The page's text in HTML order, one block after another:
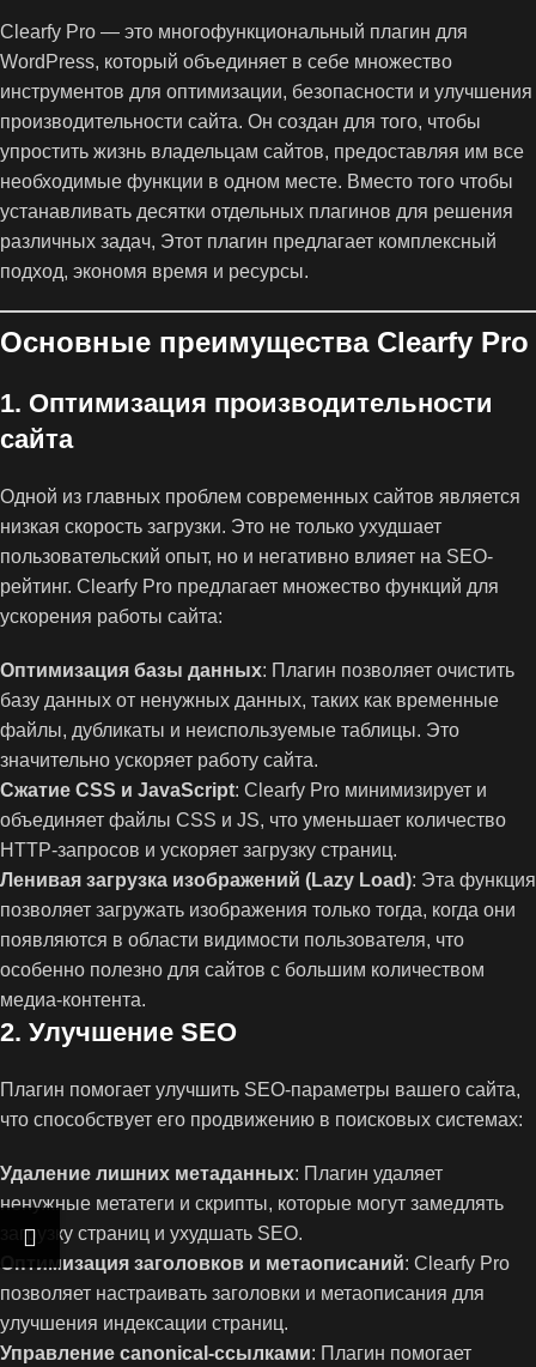
Clearfy Pro — это многофункциональный плагин для
WordPress, который объединяет в себе множество
инструментов для оптимизации, безопасности и улучшения
производительности сайта. Он создан для того, чтобы
упростить жизнь владельцам сайтов, предоставляя им все
необходимые функции в одном месте. Вместо того чтобы
устанавливать десятки отдельных плагинов для решения
различных задач, Этот плагин предлагает комплексный
подход, экономя время и ресурсы.
Основные преимущества Clearfy Pro
1. Оптимизация производительности
сайта
Одной из главных проблем современных сайтов является
низкая скорость загрузки. Это не только ухудшает
пользовательский опыт, но и негативно влияет на SEO-
рейтинг. Clearfy Pro предлагает множество функций для
ускорения работы сайта:
Оптимизация базы данных: Плагин позволяет очистить
базу данных от ненужных данных, таких как временные
файлы, дубликаты и неиспользуемые таблицы. Это
значительно ускоряет работу сайта.
Сжатие CSS и JavaScript: Clearfy Pro минимизирует и
объединяет файлы CSS и JS, что уменьшает количество
HTTP-запросов и ускоряет загрузку страниц.
Ленивая загрузка изображений (Lazy Load): Эта функция
позволяет загружать изображения только тогда, когда они
появляются в области видимости пользователя, что
особенно полезно для сайтов с большим количеством
медиа-контента.
2. Улучшение SEO
Плагин помогает улучшить SEO-параметры вашего сайта,
что способствует его продвижению в поисковых системах:
Удаление лишних метаданных: Плагин удаляет
ненужные метатеги и скрипты, которые могут замедлять
загрузку страниц и ухудшать SEO.
Оптимизация заголовков и метаописаний: Clearfy Pro
позволяет настраивать заголовки и метаописания для
улучшения индексации страниц.
Управление canonical-ссылками: Плагин помогает